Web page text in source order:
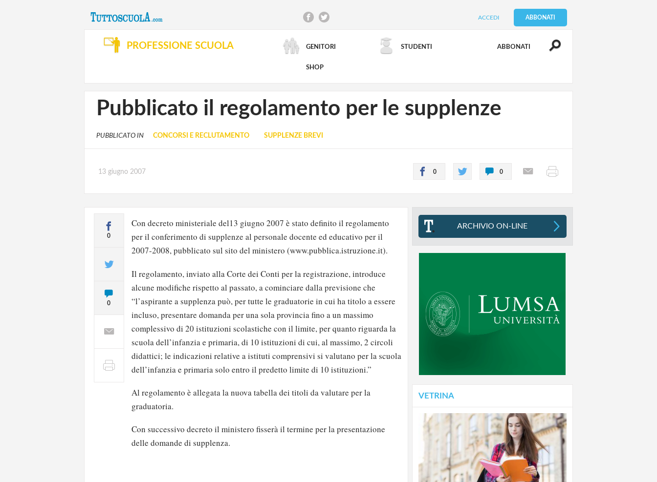
ACCEDI ABBONATI
PROFESSIONE SCUOLA GENITORI STUDENTI ABBONATI
SHOP
RICERCA AVANZATA
Pubblicato il regolamento per le supplenze
PUBBLICATO IN CONCORSI E RECLUTAMENTO SUPPLENZE BREVI
13 giugno 2007 0 0
0
0
Con decreto ministeriale del13 giugno 2007 è stato definito il regolamento
per il conferimento di supplenze al personale docente ed educativo per il
2007-2008, pubblicato sul sito del ministero (www.pubblica.istruzione.it).
Il regolamento, inviato alla Corte dei Conti per la registrazione, introduce
alcune modifiche rispetto al passato, a cominciare dalla previsione che
“l’aspirante a supplenza può, per tutte le graduatorie in cui ha titolo a essere
incluso, presentare domanda per una sola provincia fino a un massimo
complessivo di 20 istituzioni scolastiche con il limite, per quanto riguarda la
scuola dell’infanzia e primaria, di 10 istituzioni di cui, al massimo, 2 circoli
didattici; le indicazioni relative a istituti comprensivi si valutano per la scuola
dell’infanzia e primaria solo entro il predetto limite di 10 istituzioni.”
Al regolamento è allegata la nuova tabella dei titoli da valutare per la
graduatoria.
Con successivo decreto il ministero fisserà il termine per la presentazione
delle domande di supplenza.
Solo gli utenti registrati possono commentare!
ARCHIVIO ON-LINE
VETRINA